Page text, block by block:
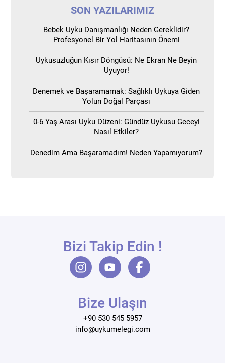
SON YAZILARIMIZ
Bebek Uyku Danışmanlığı Neden Gereklidir?
Profesyonel Bir Yol Haritasının Önemi
Uykusuzluğun Kısır Döngüsü: Ne Ekran Ne Beyin
Uyuyor!
Denemek ve Başaramamak: Sağlıklı Uykuya Giden
Yolun Doğal Parçası
0-6 Yaş Arası Uyku Düzeni: Gündüz Uykusu Geceyi
Nasıl Etkiler?
Denedim Ama Başaramadım! Neden Yapamıyorum?
Bizi Takip Edin !
Bize Ulaşın
+90 530 545 5957
info@uykumelegi.com